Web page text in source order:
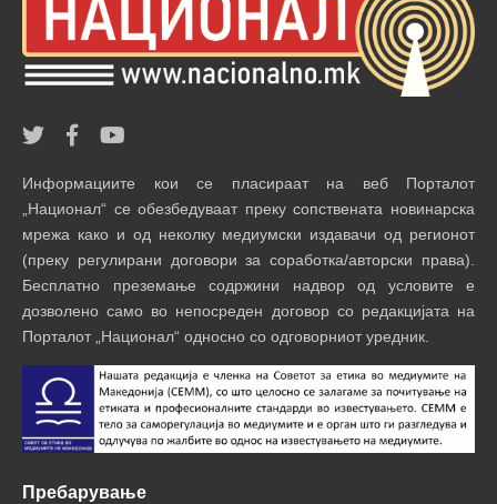
Информациите кои се пласираат на веб Порталот
„Национал“ се обезбедуваат преку сопствената новинарска
мрежа како и од неколку медиумски издавачи од регионот
(преку регулирани договори за соработка/авторски права).
Бесплатно преземање содржини надвор од условите е
дозволено само во непосреден договор со редакцијата на
Порталот „Национал“ односно со одговорниот уредник.
Пребарување